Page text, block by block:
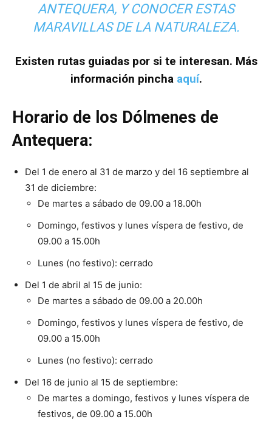
ANTEQUERA, Y CONOCER ESTAS
MARAVILLAS DE LA NATURALEZA.
Existen rutas guiadas por si te interesan. Más
información pincha aquí.
Horario de los Dólmenes de
Antequera:
Del 1 de enero al 31 de marzo y del 16 septiembre al
31 de diciembre:
De martes a sábado de 09.00 a 18.00h
Domingo, festivos y lunes víspera de festivo, de
09.00 a 15.00h
Lunes (no festivo): cerrado
Del 1 de abril al 15 de junio:
De martes a sábado de 09.00 a 20.00h
Domingo, festivos y lunes víspera de festivo, de
09.00 a 15.00h
Lunes (no festivo): cerrado
Del 16 de junio al 15 de septiembre:
De martes a domingo, festivos y lunes víspera de
festivos, de 09.00 a 15.00h